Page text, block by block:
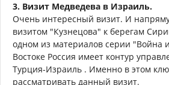
3. Визит Медведева в Израиль.
Очень интересный визит. И
визитом "Кузнецова" к берегам
одном из материалов серии
Востоке Россия имеет контур
Турция-Израиль . Именно в этом
рассматривать данный визит.